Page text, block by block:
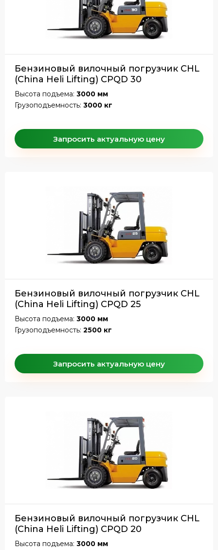
Бензиновый вилочный погрузчик CHL
(China Heli Lifting) CPQD 30
Высота подъема: 3000 мм
Грузоподъемность: 3000 кг
Запросить актуальную цену
Бензиновый вилочный погрузчик CHL
(China Heli Lifting) CPQD 25
Высота подъема: 3000 мм
Грузоподъемность: 2500 кг
Запросить актуальную цену
Бензиновый вилочный погрузчик CHL
(China Heli Lifting) CPQD 20
Высота подъема: 3000 мм